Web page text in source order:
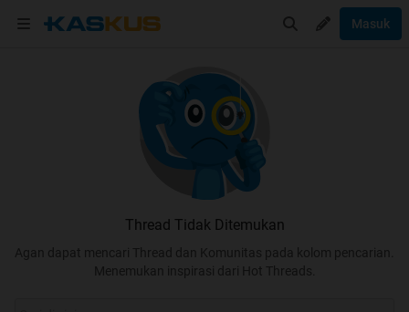
Masuk
Thread Tidak Ditemukan
Agan dapat mencari Thread dan Komunitas pada kolom pencarian.
Menemukan inspirasi dari Hot Threads.